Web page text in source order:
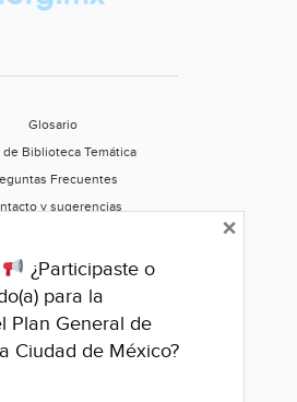
Glosario
de Biblioteca Temática
Frecuentes
y sugerencias
Califica este portal
¿Participaste o
para la
Plan General de
Ciudad de México?
×